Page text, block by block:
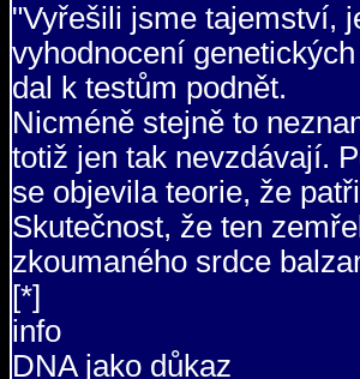
"Vyřešili jsme tajemství,
vyhodnocení
dal k testům podnět.
Nicméně stejně to
totiž jen tak nevzdávají.
se objevila teorie, že
Skutečnost, že ten
zkoumaného srdce
[*]
info
DNA jako důkaz